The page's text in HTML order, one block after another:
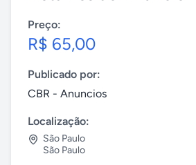
Preço:
R$ 65,00
Publicado por:
CBR - Anuncios
Localização:
São Paulo
São Paulo